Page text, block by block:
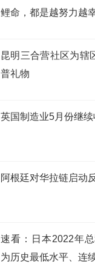
鲤命，都是越努力越
昆明三合营社区为辖
普礼物
英国制造业5月份继
阿根廷对华拉链启动
速看：日本2022年
为历史最低水平、连